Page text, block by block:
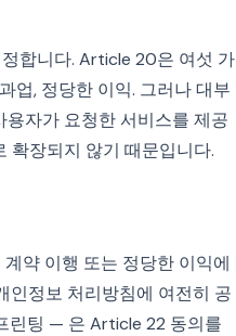
정합니다. Article 20은 여섯 가
업, 정당한 이익. 그러나 대부
자가 요청한 서비스를 제공
확장되지 않기 때문입니다.
약 이행 또는 정당한 이익에
인정보 처리방침에 여전히 공
린팅 — 은 Article 22 동의를